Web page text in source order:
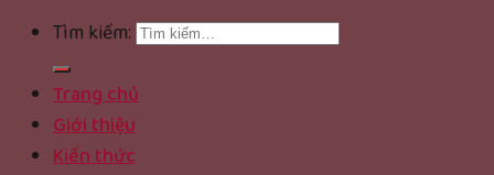
Tìm kiếm:
Trang chủ
Giới thiệu
Kiến thức